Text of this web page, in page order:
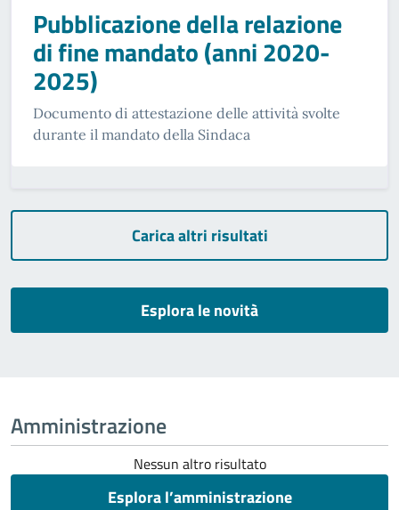
Pubblicazione della relazione
di fine mandato (anni 2020-
2025)
Documento di attestazione delle attività svolte
durante il mandato della Sindaca
Carica altri risultati
Esplora le novità
Amministrazione
Nessun altro risultato
Esplora l’amministrazione